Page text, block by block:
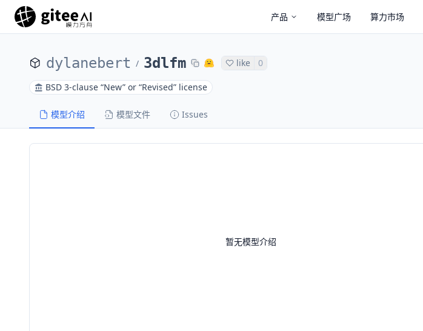
产品 模型广场 算力市场
dylanebert / 3dlfm like 0
BSD 3-clause “New” or “Revised” license
模型介绍 模型文件 Issues
暂无模型介绍